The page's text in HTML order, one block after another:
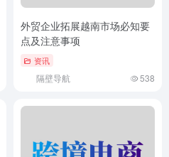
外贸企业拓展越南市场必知要
点及注意事项
资讯
隔壁导航 538